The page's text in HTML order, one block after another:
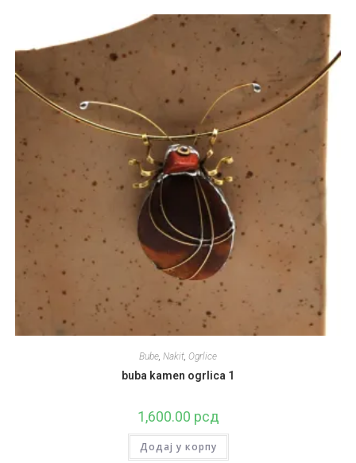
Bube Nakit Ogrlice
buba kamen ogrlica 1
1,600.00 рсд
Додај у корпу